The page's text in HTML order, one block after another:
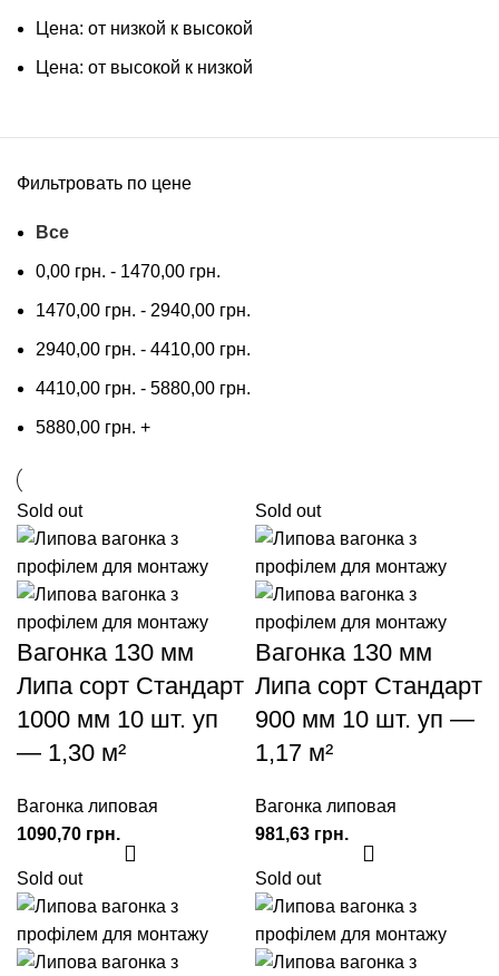
Цена: от низкой к высокой
Цена: от высокой к низкой
Фильтровать по цене
Все
0,00 грн. - 1470,00 грн.
1470,00 грн. - 2940,00 грн.
2940,00 грн. - 4410,00 грн.
4410,00 грн. - 5880,00 грн.
5880,00 грн. +
Sold out
Вагонка 130 мм
Липа сорт Стандарт
1000 мм 10 шт. уп
— 1,30 м²
Вагонка липовая
грн.
Sold out
Вагонка 130 мм
Липа сорт Стандарт
900 мм 10 шт. уп —
1,17 м²
Вагонка липовая
грн.
Sold out Sold out